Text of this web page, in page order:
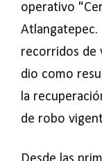
operativo
Atlangatepec.
recorridos de
dio como
la
de robo